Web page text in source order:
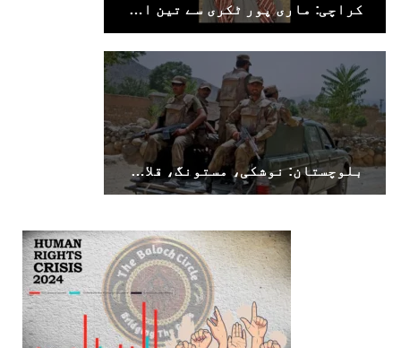
کراچی: ماری پور ٹکری سے تین افراد جبری لاپتہ
بلوچستان: نوشکی، مستونگ، قلات، سوراب اور خضدار میں کرفیو نافذ